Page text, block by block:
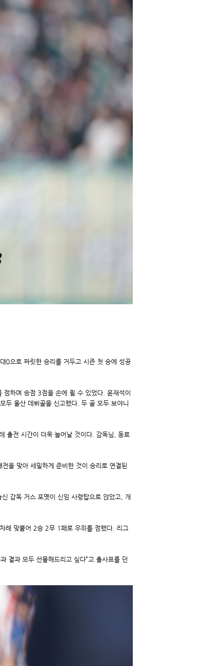
0으로 짜릿한 승리를 거두고 시즌 첫 승에 성공
하며 승점 3점을 손에 쥘 수 있었다. 윤재석이
두 울산 데뷔골을 신고했다. 두 골 모두 보야니
출전 시간이 더욱 늘어날 것이다. 감독님, 동료
을 맞아 세밀하게 준비한 것이 승리로 연결된
감독 거스 포옛이 신임 사령탑으로 앉았고, 개
례 맞붙어 2승 2무 1패로 우위를 점했다. 리그
결과 모두 선물해드리고 싶다”고 출사표를 던